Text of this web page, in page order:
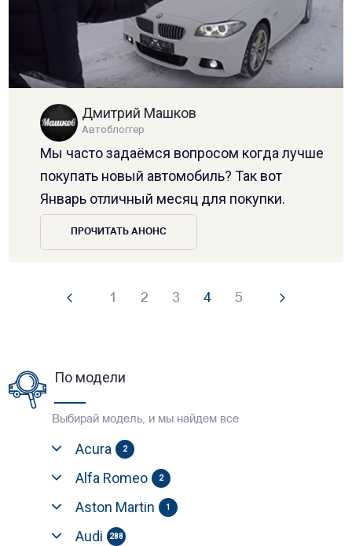
Дмитрий Машков
Автоблоггер
Мы часто задаёмся вопросом когда лучше
покупать новый автомобиль? Так вот
Январь отличный месяц для покупки.
ПРОЧИТАТЬ АНОНС
1 2 3 4 5
По модели
Выбирай модель, и мы найдем все
Acura 2
Alfa Romeo 2
Aston Martin 1
Audi 288